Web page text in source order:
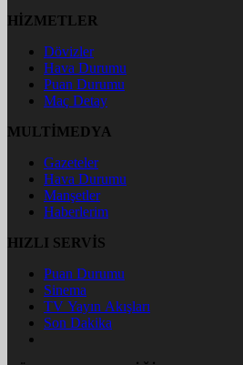
HİZMETLER
Dövizler
Hava Durumu
Puan Durumu
Maç Detay
MULTİMEDYA
Gazeteler
Hava Durumu
Manşetler
Haberlerim
HIZLI SERVİS
Puan Durumu
Sinema
TV Yayın Akışları
Son Dakika